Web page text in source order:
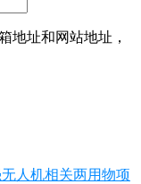
地址和网站地址，
人机相关两用物项